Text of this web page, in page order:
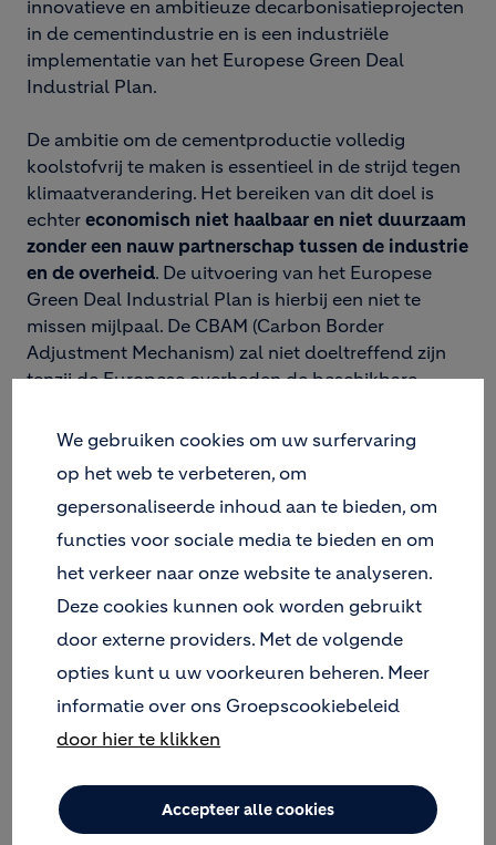
innovatieve en ambitieuze decarbonisatieprojecten
in de cementindustrie en is een industriële
implementatie van het Europese Green Deal
Industrial Plan.
De ambitie om de cementproductie volledig
koolstofvrij te maken is essentieel in de strijd tegen
klimaatverandering. Het bereiken van dit doel is
echter economisch niet haalbaar en niet duurzaam
zonder een nauw partnerschap tussen de industrie
en de overheid. De uitvoering van het Europese
Green Deal Industrial Plan is hierbij een niet te
missen mijlpaal. De CBAM (Carbon Border
Adjustment Mechanism) zal niet doeltreffend zijn
tenzij de Europese overheden de beschikbare
inspanningen in koolstofintensieve sectoren, met
Voor deoverheidis eencruciale rolweggelegd:
te waarborgen die samen bijdragen tot de
nieuwe waardeketen voor afgevangen koolstof,
moet GO4ZERO rechtstreeks worden
gekoppeld aan de nieuwe havenhub
Antwerp@C, die een essentieel element vormt
voor het koolstofvrij maken van
koolstofintensieve industrieën, namelijk die met
Een
transport via pijpleidingen ontwikkelen
We gebruiken cookies om uw surfervaring
op het web te verbeteren, om
gepersonaliseerde inhoud aan te bieden, om
functies voor sociale media te bieden en om
het verkeer naar onze website te analyseren.
Deze cookies kunnen ook worden gebruikt
door externe providers. Met de volgende
opties kunt u uw voorkeuren beheren. Meer
informatie over ons Groepscookiebeleid
door hier te klikken
Accepteer alle cookies